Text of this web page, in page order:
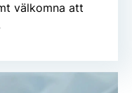
välkomna att